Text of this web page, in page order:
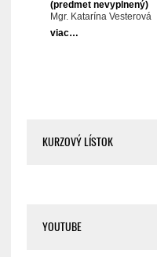
KURZOVÝ LÍSTOK
YOUTUBE